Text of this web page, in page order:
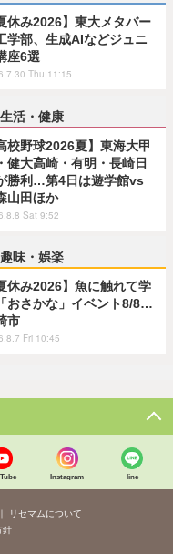
休み2026】東大メタバー
学部、生成AIなどジュニ
座6選
Thu 11:15
生活・健康
校野球2026夏】東海大甲
健大高崎・有明・長崎日
勝利…第4日は遊学館vs
山田ほか
Sat 9:52
趣味・娯楽
休み2026】魚に触れて学
おさかな」イベント8/8…
市
Fri 10:45
Instagram line
リセマムについて
針